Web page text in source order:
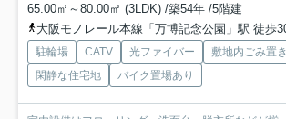
65.00㎡～80.00㎡ (3LDK) /築54年 /5階建
大阪モノレール本線「万博記念公園」駅 徒歩
駐輪場 CATV 光ファイバー
敷地内ごみ置
閑静な住宅地
バイク置場あり